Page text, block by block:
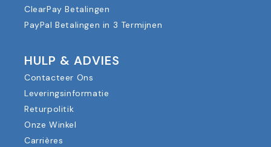
ClearPay Betalingen
PayPal Betalingen in 3 Termijnen
HULP & ADVIES
Contacteer Ons
Leveringsinformatie
Returpolitik
Onze Winkel
Carrières